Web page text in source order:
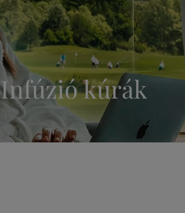
Infúzió kúrák